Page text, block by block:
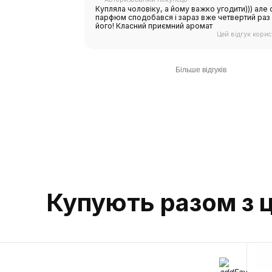
Купляла чоловіку, а йому важко угодити))) але
парфюм сподобався і зараз вже четвертий
його! Класний приємний аромат
Цей відгук
Більше відгуків
та
номером
напишіть у
Купують разом з